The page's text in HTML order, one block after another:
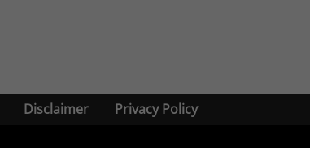
Disclaimer Privacy Policy